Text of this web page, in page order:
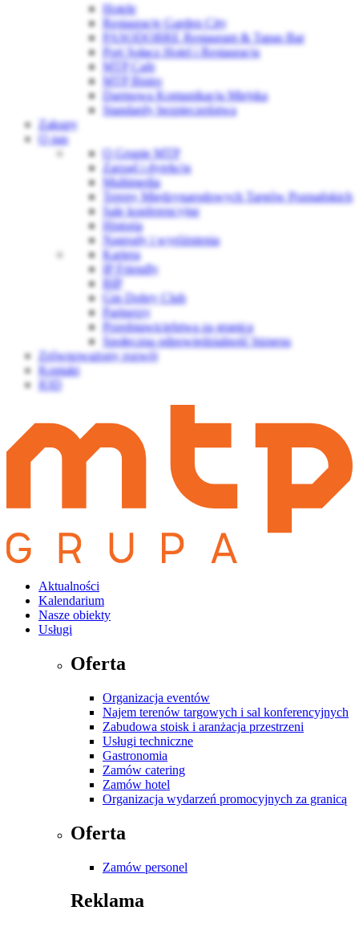
Hotele
Restauracje Garden City
PASODOBRE Restaurant & Tapas Bar
Port Sołacz Hotel i Restauracja
MTP Cafe
MTP Bistro
Darmowa Komunikacja Miejska
Standardy bezpieczeństwa
Zakupy
O nas
O Grupie MTP
Zarząd i dyrekcja
Multimedia
Tereny Międzynarodowych Targów Poznańskich
Sale konferencyjne
Historia
Nagrody i wyróżnienia
Kariera
IP Friendly
BIP
Gin Dobry Club
Partnerzy
Przedstawicielstwa za granicą
Społeczna odpowiedzialność biznesu
Zrównoważony rozwój
Kontakt
IOD
Aktualności
Kalendarium
Nasze obiekty
Usługi
Oferta
Organizacja eventów
Najem terenów targowych i sal konferencyjnych
Zabudowa stoisk i aranżacja przestrzeni
Usługi techniczne
Gastronomia
Zamów catering
Zamów hotel
Organizacja wydarzeń promocyjnych za granicą
Oferta
Zamów personel
Reklama